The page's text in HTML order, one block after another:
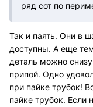
ряд сот по
Так и паять. Они в
доступны. А еще тем
деталь можно
припой. Одно
при пайке трубок!
пайке трубок. Если